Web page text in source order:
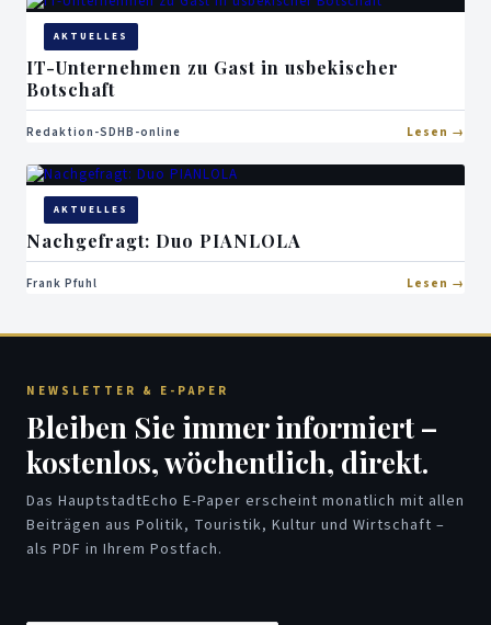
AKTUELLES
IT-Unternehmen zu Gast in usbekischer
Botschaft
Redaktion-SDHB-online Lesen
AKTUELLES
Nachgefragt: Duo PIANLOLA
Frank Pfuhl Lesen
NEWSLETTER & E-PAPER
Bleiben Sie immer informiert –
kostenlos, wöchentlich, direkt.
Das HauptstadtEcho E-Paper erscheint monatlich mit allen
Beiträgen aus Politik, Touristik, Kultur und Wirtschaft –
als PDF in Ihrem Postfach.